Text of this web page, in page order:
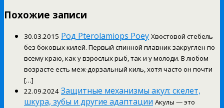
Похожие записи
30.03.2015 Род Pterolamiops Роеу Хвостовой стебель
без боковых килей. Первый спинной плавник закруглен по
всему краю, как у взрослых рыб, так и у молоди. В любом
возрасте есть меж-дорзальный киль, хотя часто он почти
[…]
22.09.2024 Защитные механизмы акул: скелет,
шкура, зубы и другие адаптации Акулы — это